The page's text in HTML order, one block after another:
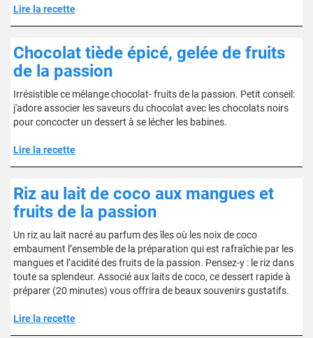
Lire la recette
Chocolat tiède épicé, gelée de fruits
de la passion
Irrésistible ce mélange chocolat- fruits de la passion. Petit conseil:
j'adore associer les saveurs du chocolat avec les chocolats noirs
pour concocter un dessert à se lécher les babines.
Lire la recette
Riz au lait de coco aux mangues et
fruits de la passion
Un riz au lait nacré au parfum des îles où les noix de coco
embaument l’ensemble de la préparation qui est rafraîchie par les
mangues et l’acidité des fruits de la passion. Pensez-y : le riz dans
toute sa splendeur. Associé aux laits de coco, ce dessert rapide à
préparer (20 minutes) vous offrira de beaux souvenirs gustatifs.
Lire la recette